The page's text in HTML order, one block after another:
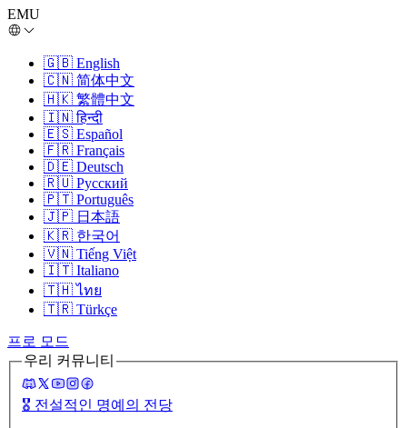
EMU
🇬🇧 English
🇨🇳 简体中文
🇭🇰 繁體中文
🇮🇳 हिन्दी
🇪🇸 Español
🇫🇷 Français
🇩🇪 Deutsch
🇷🇺 Русский
🇵🇹 Português
🇯🇵 日本語
🇰🇷 한국어
🇻🇳 Tiếng Việt
🇮🇹 Italiano
🇹🇭 ไทย
🇹🇷 Türkçe
프로 모드
우리 커뮤니티
🎖️ 전설적인 명예의 전당